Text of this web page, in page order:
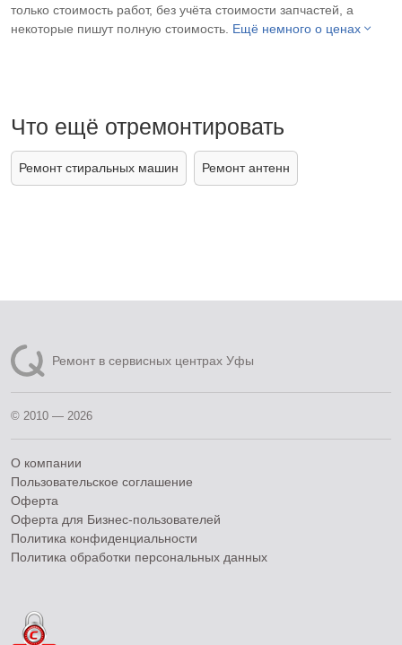
только стоимость работ, без учёта стоимости запчастей, а
некоторые пишут полную стоимость. Ещё немного о ценах
Что ещё отремонтировать
Ремонт стиральных машин Ремонт антенн
Ремонт в сервисных центрах Уфы
© 2010 — 2026
О компании
Пользовательское соглашение
Оферта
Оферта для Бизнес-пользователей
Политика конфиденциальности
Политика обработки персональных данных